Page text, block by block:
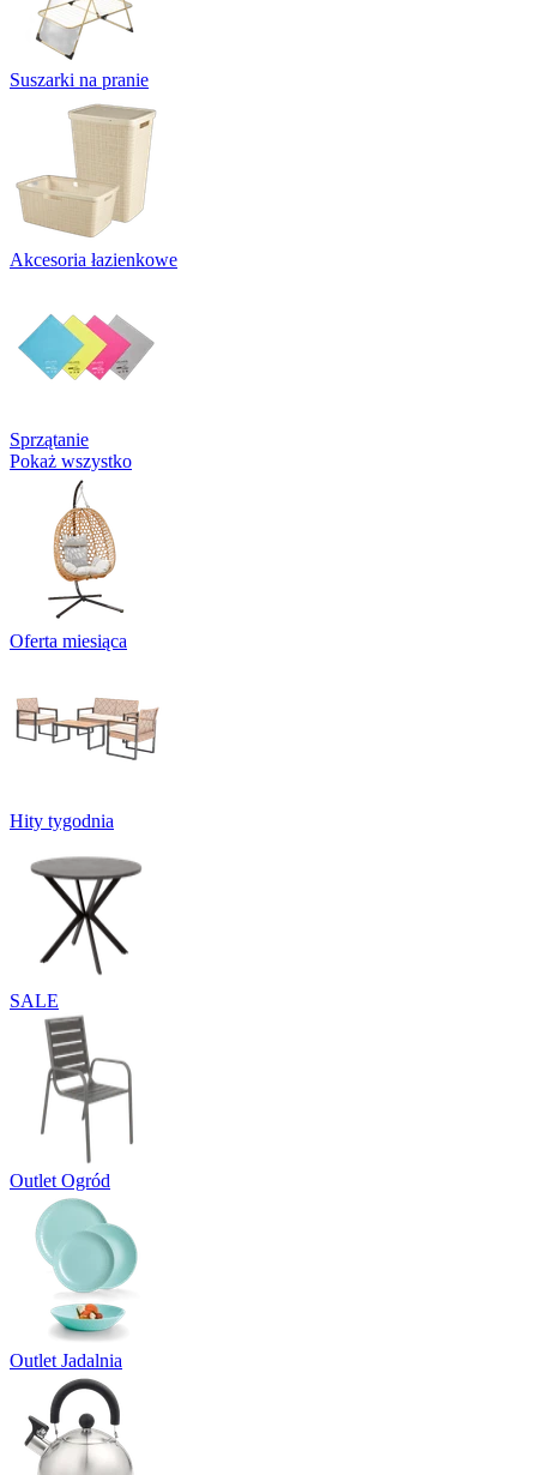
Suszarki na pranie
Akcesoria łazienkowe
Sprzątanie
Pokaż wszystko
Oferta miesiąca
Hity tygodnia
SALE
Outlet Ogród
Outlet Jadalnia